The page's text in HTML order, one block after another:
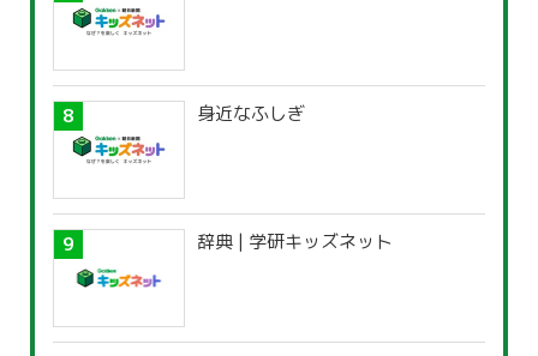
身近なふしぎ
辞典 | 学研キッズネット